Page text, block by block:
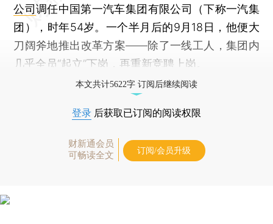
公司调任中国第一汽车集团有限公司（下称一汽集
团），时年54岁。一个半月后的9月18日，他便大
刀阔斧地推出改革方案——除了一线工人，集团内
几乎全员“起立”下岗，再重新竞聘上岗。
本文共计5622字 订阅后继续阅读
登录 后获取已订阅的阅读权限
财新通会员
可畅读全文
订阅/会员升级